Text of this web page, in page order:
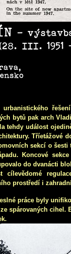
urbanistického
bytů pak arch
tehdy událost
Tříetážové
sekcí o
Koncové
do dvanácti
cílevědomé
prostředí i
práce byly
spárovaných cihel.